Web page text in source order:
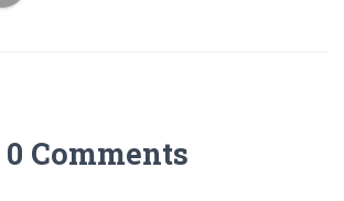
0 Comments